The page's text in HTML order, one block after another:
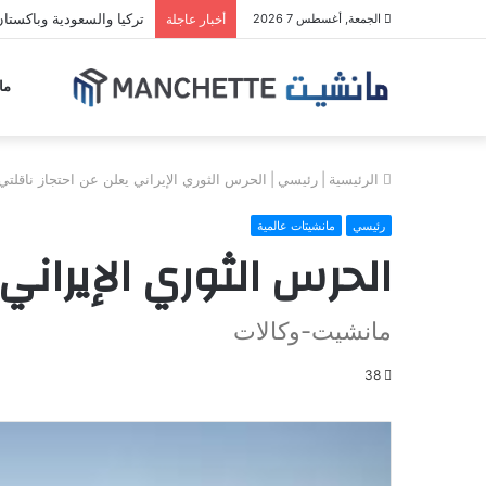
الجمعة, أغسطس 7 2026 أخبار عاجلة تركيا والسعودية
الرئيسية رئيسي الحرس الثوري الإيراني يعلن عن احتجاز
رئيسي مانشيتات عالمية
الحرس الثوري
مانشيت-وكالات
38